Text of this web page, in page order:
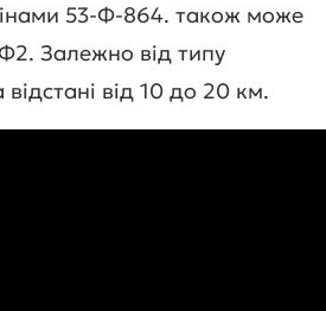
53-Ф-864. також може
Залежно від типу
від 10 до 20 км.